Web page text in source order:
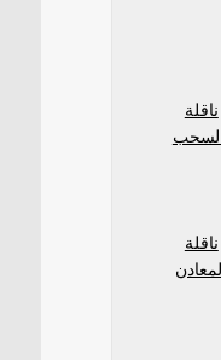
ناقلة
ناقلة